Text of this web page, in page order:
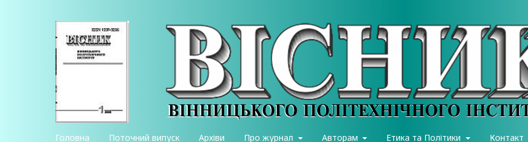
Головна Поточний випуск Архіви Про журнал Авторам Етика та Політики Контакт